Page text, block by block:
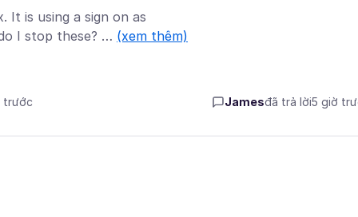
It is using a sign on as
I stop these? … (xem thêm)
trước Jamesđã trả lời5 giờ